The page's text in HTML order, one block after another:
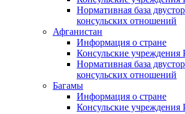
Нормативная база
консульских отношений
Афганистан
Информация о стране
Консульские учреждения
Нормативная база
консульских отношений
Багамы
Информация о стране
Консульские учреждения